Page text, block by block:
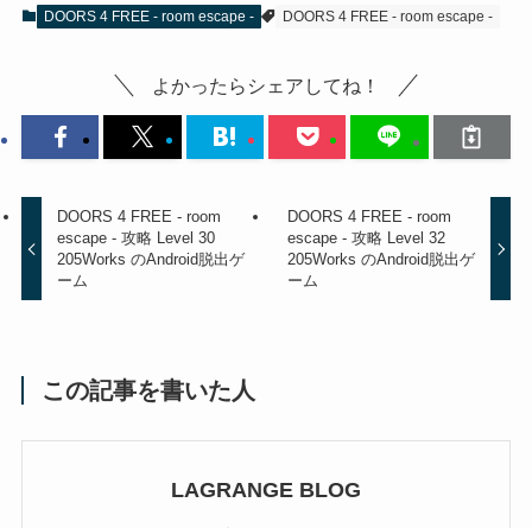
DOORS 4 FREE - room escape - DOORS 4 FREE - room escape -
よかったらシェアしてね！
DOORS 4 FREE - room
escape - 攻略 Level 30
205Works のAndroid脱出ゲ
ーム
DOORS 4 FREE - room
escape - 攻略 Level 32
205Works のAndroid脱出ゲ
ーム
この記事を書いた人
LAGRANGE BLOG